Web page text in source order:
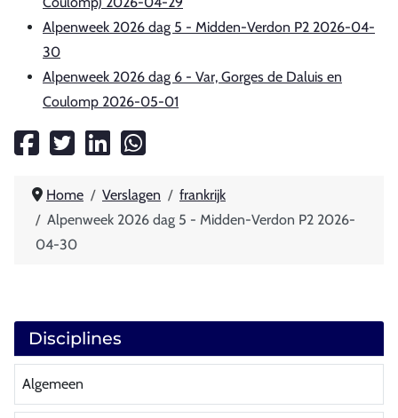
Alpenweek 2026 dag 5 - Midden-Verdon P2 2026-04-
30
Alpenweek 2026 dag 6 - Var, Gorges de Daluis en
Coulomp 2026-05-01
Home Verslagen
frankrijk
Alpenweek 2026 dag 5 - Midden-Verdon P2 2026-
04-30
Disciplines
Algemeen